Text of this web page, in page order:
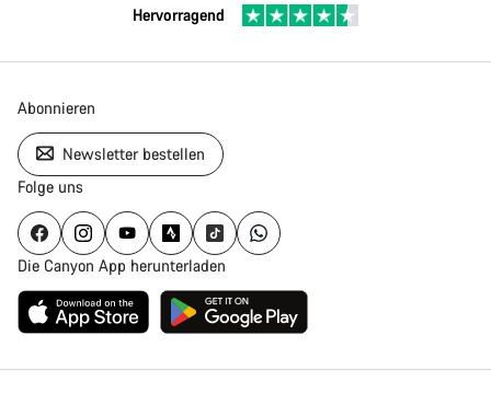
Hervorragend
Abonnieren
Newsletter bestellen
Folge uns
Die Canyon App herunterladen